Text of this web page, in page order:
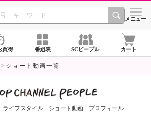
SHOP CHANNEL シメニュー
買得 番組表 SCピープル カート
ショート動画一覧
ライフスタイル ショート動画 プロフィール